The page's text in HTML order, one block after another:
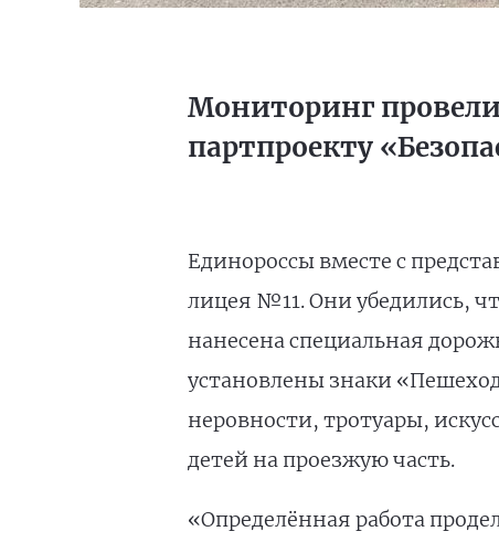
Мониторинг
партпроекту
Единороссы вместе с
лицея №11. Они убедились,
нанесена специальная
установлены знаки
неровности, тротуары,
детей на проезжую часть.
«Определённая работа